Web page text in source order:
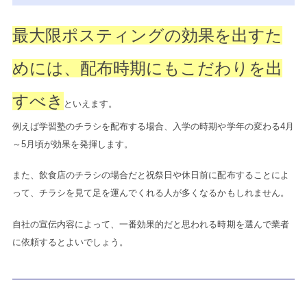
最大限ポスティングの効果を出すた
めには、配布時期にもこだわりを出
すべき といえます。
例えば学習塾のチラシを配布する場合、入学の時期や学年の変わる4月
～5月頃が効果を発揮します。
また、飲食店のチラシの場合だと祝祭日や休日前に配布することによ
って、チラシを見て足を運んでくれる人が多くなるかもしれません。
自社の宣伝内容によって、一番効果的だと思われる時期を選んで業者
に依頼するとよいでしょう。